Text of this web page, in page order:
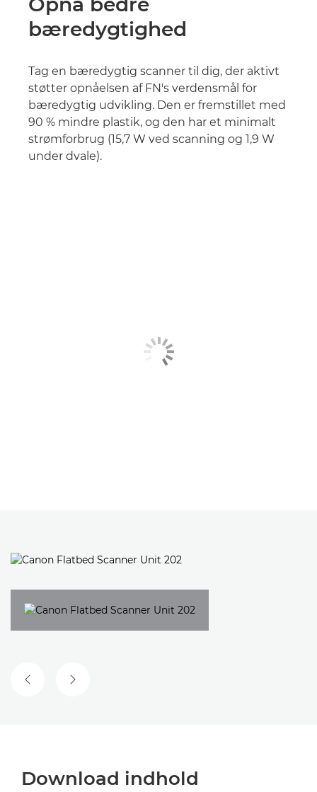
bæredygtighed
Tag en bæredygtig scanner til dig, der aktivt
støtter opnåelsen af FN's verdensmål for
bæredygtig udvikling. Den er fremstillet med
90 % mindre plastik, og den har et minimalt
strømforbrug (15,7 W ved scanning og 1,9 W
under dvale).
FORRIGE SLIDENÆSTE SLIDE
Download indhold